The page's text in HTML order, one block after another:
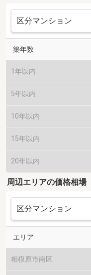
築年数
1年以内
5年以内
10年以内
15年以内
20年以内
周辺エリアの価格相場
エリア
相模原市南区